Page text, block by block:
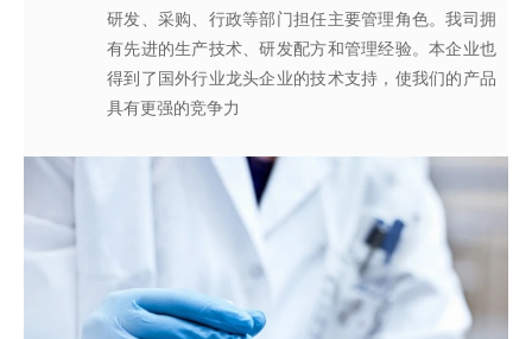
研发、采购、行政等部门担任主要管理角色。我司拥
有先进的生产技术、研发配方和管理经验。本企业也
得到了国外行业龙头企业的技术支持，使我们的产品
具有更强的竞争力
产品质量以及缩短交货期的需求。